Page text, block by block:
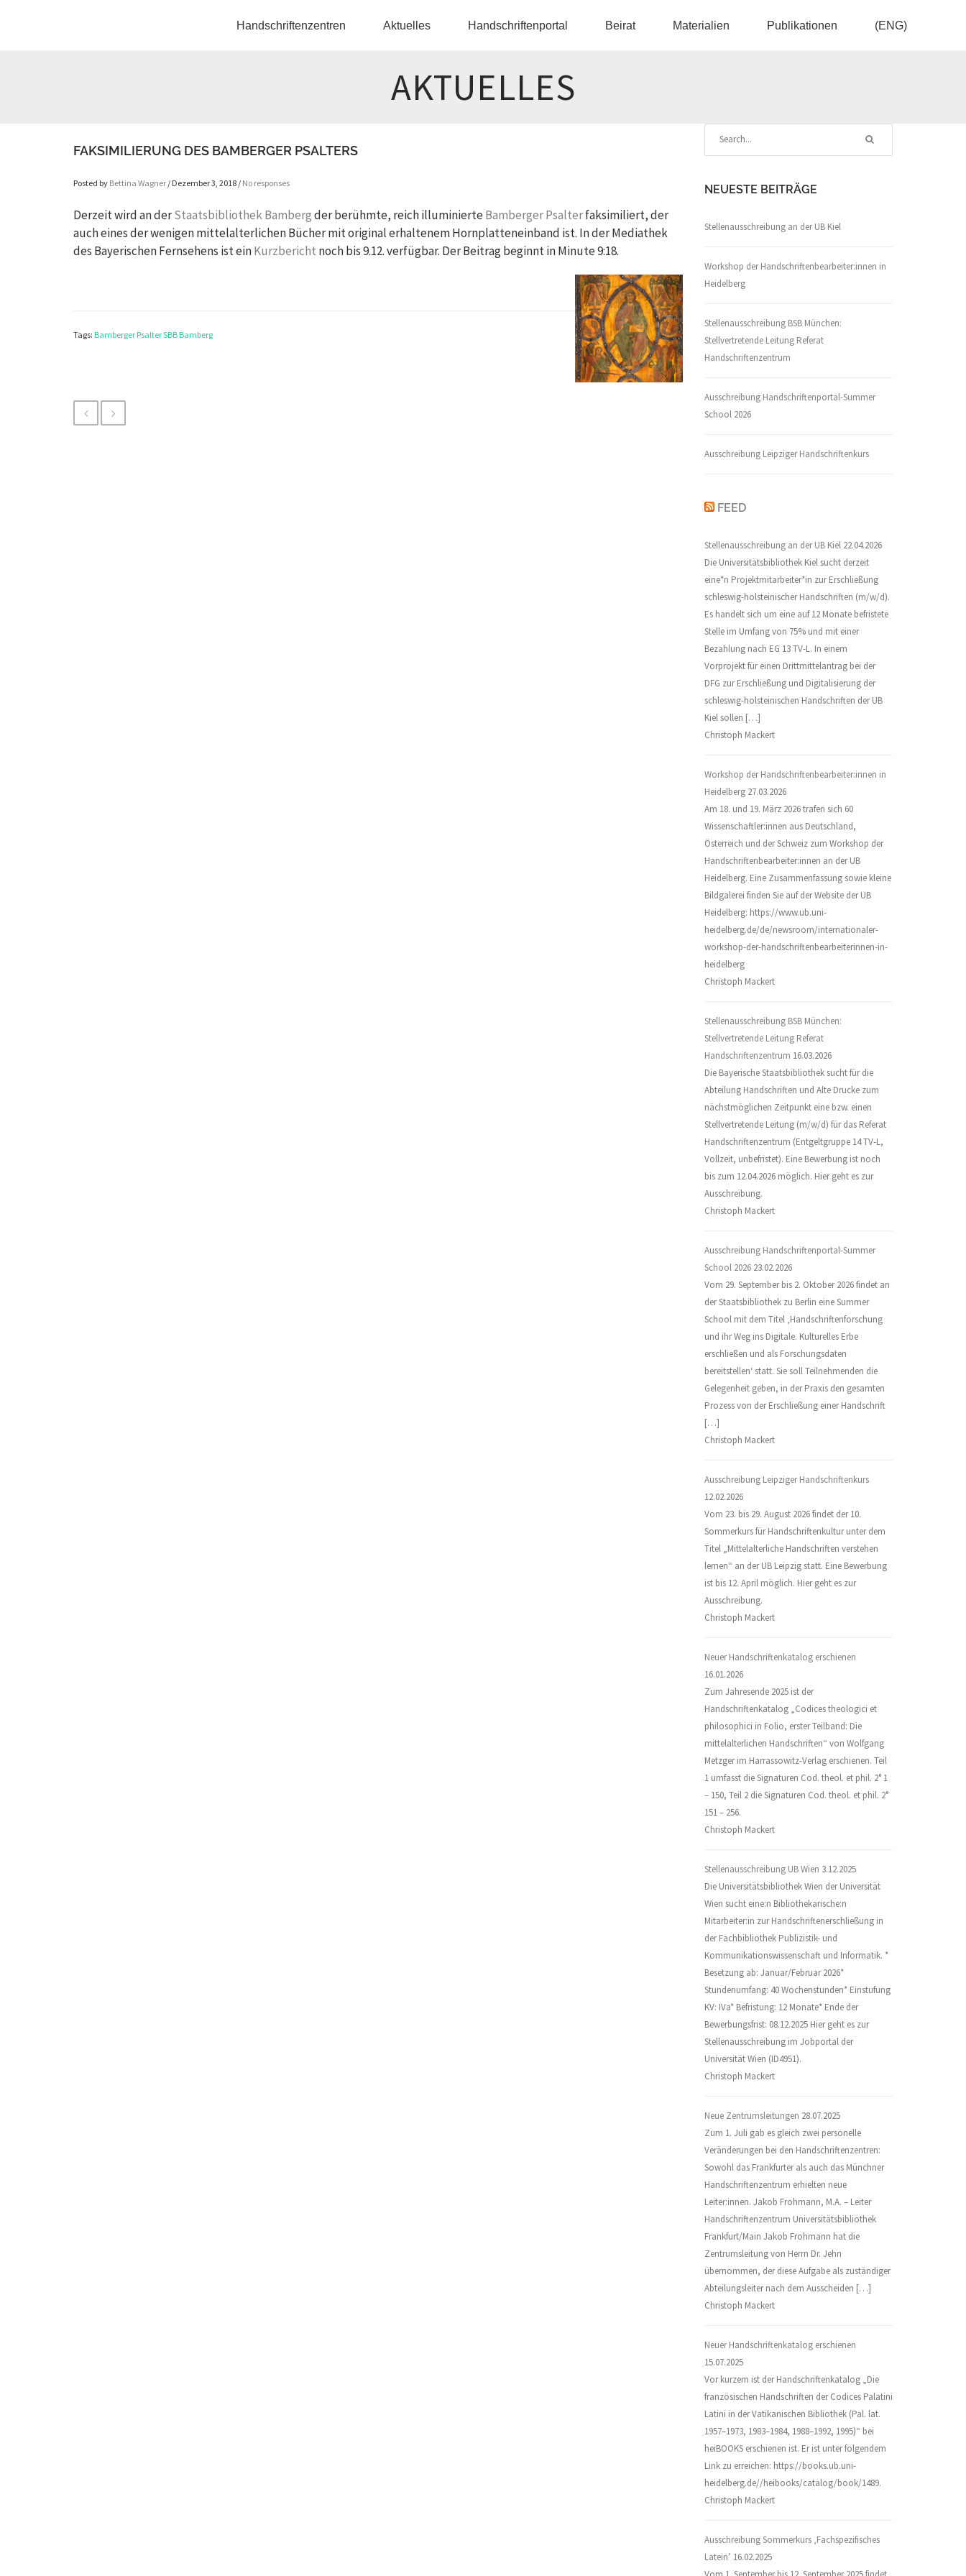
Handschriftenzentren Aktuelles Handschriftenportal Beirat Materialien Publikationen (ENG)
AKTUELLES
FAKSIMILIERUNG DES BAMBERGER PSALTERS
Posted by Bettina Wagner / Dezember 3, 2018 / No responses
Derzeit wird an derStaatsbibliothek Bambergder berühmte, reich illuminierteBamberger Psalterfaksimiliert, der
auch eines der wenigen mittelalterlichen Bücher mit original erhaltenem Hornplatteneinband ist. In der Mediathek
des Bayerischen Fernsehens ist einKurzbericht noch bis 9.12. verfügbar. Der Beitrag beginnt in Minute 9:18.
Tags: Bamberger PsalterSBB Bamberg
NEUESTE BEITRÄGE
Stellenausschreibung an der UB Kiel
Workshop der Handschriftenbearbeiter:innen in
Heidelberg
Stellenausschreibung BSB München:
Stellvertretende Leitung Referat
Handschriftenzentrum
Ausschreibung Handschriftenportal-Summer
School 2026
Ausschreibung Leipziger Handschriftenkurs
FEED
Stellenausschreibung an der UB Kiel 22.04.2026
Die Universitätsbibliothek Kiel sucht derzeit
eine*n Projektmitarbeiter*in zur Erschließung
schleswig-holsteinischer Handschriften (m/w/d).
Es handelt sich um eine auf 12 Monate befristete
Stelle im Umfang von 75% und mit einer
Bezahlung nach EG 13 TV-L. In einem
Vorprojekt für einen Drittmittelantrag bei der
DFG zur Erschließung und Digitalisierung der
schleswig-holsteinischen Handschriften der UB
Kiel sollen […]
Christoph Mackert
Workshop der Handschriftenbearbeiter:innen in
Heidelberg 27.03.2026
Am 18. und 19. März 2026 trafen sich 60
Wissenschaftler:innen aus Deutschland,
Österreich und der Schweiz zum Workshop der
Handschriftenbearbeiter:innen an der UB
Heidelberg. Eine Zusammenfassung sowie kleine
Bildgalerei finden Sie auf der Website der UB
Heidelberg: https://www.ub.uni-
heidelberg.de/de/newsroom/internationaler-
workshop-der-handschriftenbearbeiterinnen-in-
heidelberg
Christoph Mackert
Stellenausschreibung BSB München:
Stellvertretende Leitung Referat
Handschriftenzentrum 16.03.2026
Die Bayerische Staatsbibliothek sucht für die
Abteilung Handschriften und Alte Drucke zum
nächstmöglichen Zeitpunkt eine bzw. einen
Stellvertretende Leitung (m/w/d) für das Referat
Handschriftenzentrum (Entgeltgruppe 14 TV-L,
Vollzeit, unbefristet). Eine Bewerbung ist noch
bis zum 12.04.2026 möglich. Hier geht es zur
Ausschreibung.
Christoph Mackert
Ausschreibung Handschriftenportal-Summer
School 2026 23.02.2026
Vom 29. September bis 2. Oktober 2026 findet an
der Staatsbibliothek zu Berlin eine Summer
School mit dem Titel ‚Handschriftenforschung
und ihr Weg ins Digitale. Kulturelles Erbe
erschließen und als Forschungsdaten
bereitstellen‘ statt. Sie soll Teilnehmenden die
Gelegenheit geben, in der Praxis den gesamten
Prozess von der Erschließung einer Handschrift
[…]
Christoph Mackert
Ausschreibung Leipziger Handschriftenkurs
12.02.2026
Vom 23. bis 29. August 2026 findet der 10.
Sommerkurs für Handschriftenkultur unter dem
Titel „Mittelalterliche Handschriften verstehen
lernen“ an der UB Leipzig statt. Eine Bewerbung
ist bis 12. April möglich. Hier geht es zur
Ausschreibung.
Christoph Mackert
Neuer Handschriftenkatalog erschienen
16.01.2026
Zum Jahresende 2025 ist der
Handschriftenkatalog „Codices theologici et
philosophici in Folio, erster Teilband: Die
mittelalterlichen Handschriften“ von Wolfgang
Metzger im Harrassowitz-Verlag erschienen. Teil
1 umfasst die Signaturen Cod. theol. et phil. 2° 1
– 150, Teil 2 die Signaturen Cod. theol. et phil. 2°
151 – 256.
Christoph Mackert
Stellenausschreibung UB Wien 3.12.2025
Die Universitätsbibliothek Wien der Universität
Wien sucht eine:n Bibliothekarische:n
Mitarbeiter:in zur Handschriftenerschließung in
der Fachbibliothek Publizistik- und
Kommunikationswissenschaft und Informatik. *
Besetzung ab: Januar/Februar 2026*
Stundenumfang: 40 Wochenstunden* Einstufung
KV: IVa* Befristung: 12 Monate* Ende der
Bewerbungsfrist: 08.12.2025 Hier geht es zur
Stellenausschreibung im Jobportal der
Universität Wien (ID4951).
Christoph Mackert
Neue Zentrumsleitungen 28.07.2025
Zum 1. Juli gab es gleich zwei personelle
Veränderungen bei den Handschriftenzentren:
Sowohl das Frankfurter als auch das Münchner
Handschriftenzentrum erhielten neue
Leiter:innen. Jakob Frohmann, M.A. – Leiter
Handschriftenzentrum Universitätsbibliothek
Frankfurt/Main Jakob Frohmann hat die
Zentrumsleitung von Herrn Dr. Jehn
übernommen, der diese Aufgabe als zuständiger
Abteilungsleiter nach dem Ausscheiden […]
Christoph Mackert
Neuer Handschriftenkatalog erschienen
15.07.2025
Vor kurzem ist der Handschriftenkatalog „Die
französischen Handschriften der Codices Palatini
Latini in der Vatikanischen Bibliothek (Pal. lat.
1957–1973, 1983–1984, 1988–1992, 1995)“ bei
heiBOOKS erschienen ist. Er ist unter folgendem
Link zu erreichen: https://books.ub.uni-
heidelberg.de//heibooks/catalog/book/1489.
Christoph Mackert
Ausschreibung Sommerkurs ‚Fachspezifisches
Latein’ 16.02.2025